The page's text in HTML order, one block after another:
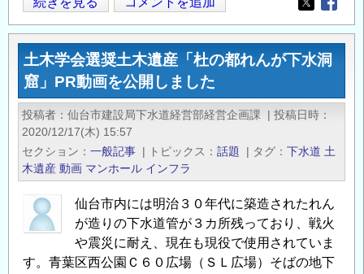
ま
な
し
イ
ン
フ
ラ
魅
力
発
業
Opens in
土木学会選奨土木遺産「杜の都れんが下水洞
窟」PR動画を公開しました
投稿者 仙台市建設局下水道経営部経営企画課 | 投稿日時
2020/12/17(木) 15:57
セクション
一般記事 | トピックス 話題 | タグ 下水道 土
木遺産 動画 マンホール インフラ
仙台市内には明治３０年代に築造されたれん
が造りの下水道管が３カ所残っており、戦火
や震災に耐え、現在も現役で使用されていま
す。青葉区西公園Ｃ６０広場（ＳＬ広場）そばの地下